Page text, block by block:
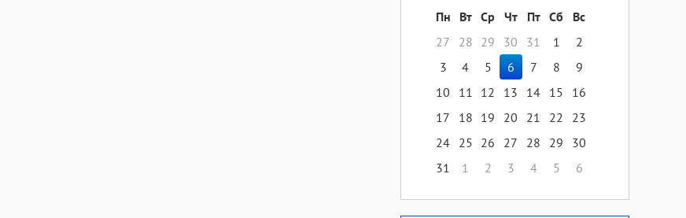
Пн
Вт Ср Чт Пт Сб
Вс
27
28 29 30 31 1
2
3
4 5 6 7 8
9
10
11 12 13 14 15
16
17
18 19 20 21 22
23
24 25 26 27 28 29
30
31
1 2 3 4 5 6